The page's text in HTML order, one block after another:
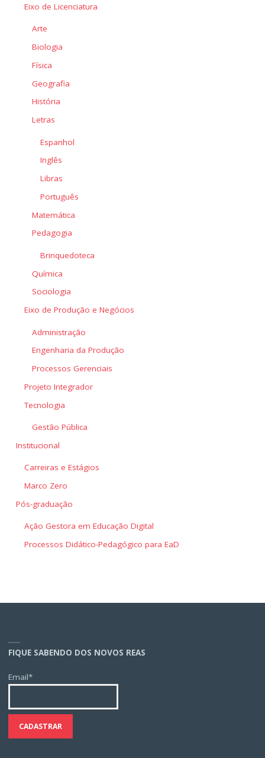
Eixo de Licenciatura
Arte
Biologia
Física
Geografia
História
Letras
Espanhol
Inglês
Libras
Português
Matemática
Pedagogia
Brinquedoteca
Química
Sociologia
Eixo de Produção e Negócios
Administração
Engenharia da Produção
Processos Gerenciais
Projeto Integrador
Tecnologia
Gestão Pública
Institucional
Carreiras e Estágios
Marco Zero
Pós-graduação
Ação Gestora em Educação Digital
Processos Didático-Pedagógico para EaD
FIQUE SABENDO DOS NOVOS REAS
Email*